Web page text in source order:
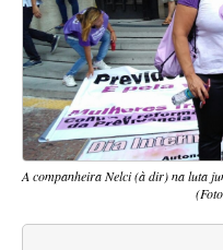
A companheira Nelci (à dir) na luta